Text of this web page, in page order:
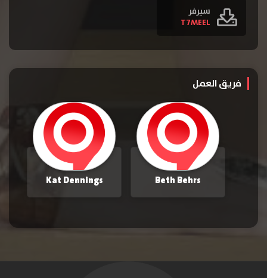
سيرفر
T7MEEL
فريق العمل
Beth Behrs
Kat Dennings